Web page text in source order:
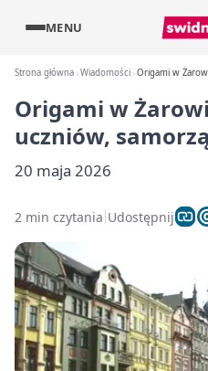
MENU
Strona główna Wiadomości Origami w
Origami w
uczniów,
20 maja 2026
2 min czytania Udostępnij